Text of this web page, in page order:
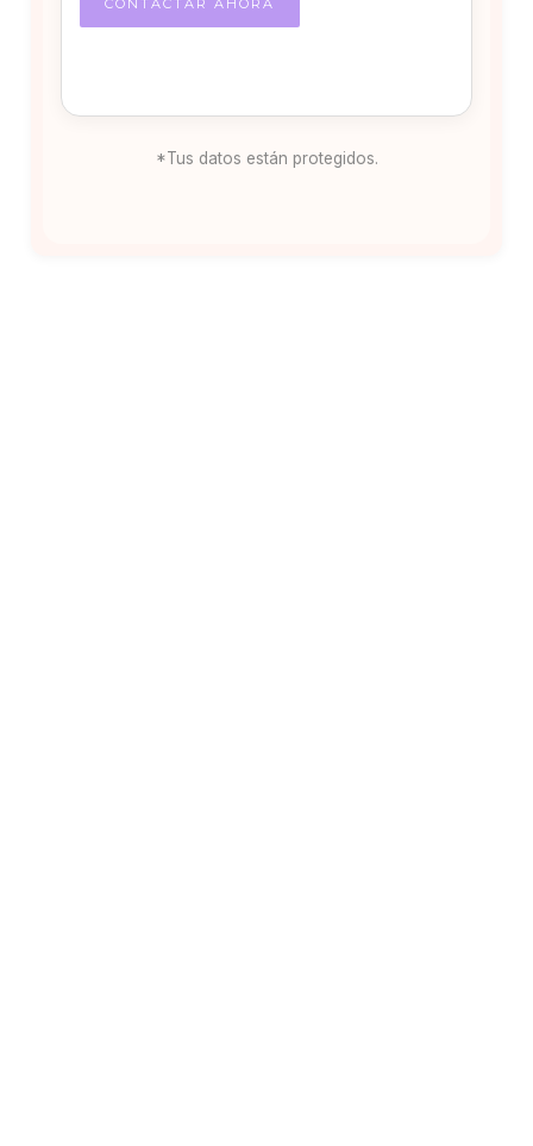
*Tus datos están protegidos.